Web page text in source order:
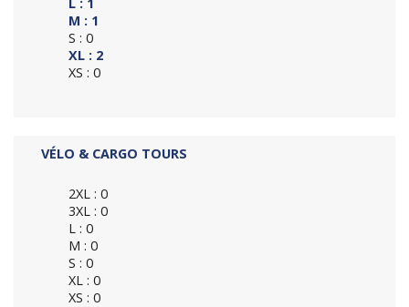
M : 1
S : 0
XL : 2
XS : 0
VÉLO & CARGO TOURS
2XL : 0
3XL : 0
L : 0
M : 0
S : 0
XL : 0
XS : 0